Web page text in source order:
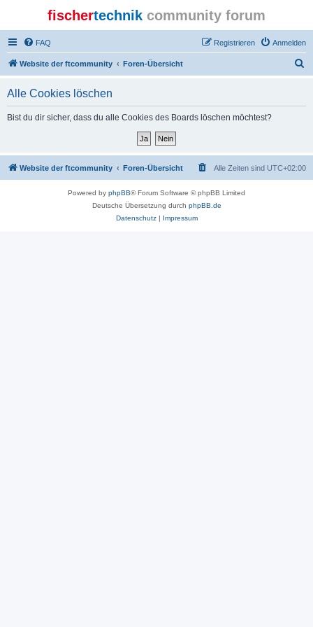
fischertechnik community forum
FAQ Anmelden
Registrieren
Website der ftcommunity Foren-Übersicht
Alle Cookies löschen
Bist du dir sicher, dass du alle Cookies des Boards löschen möchtest?
Website der ftcommunity Foren-Übersicht Alle Zeiten sind UTC+02:00
Powered by phpBB® Forum Software © phpBB Limited
Deutsche Übersetzung durch phpBB.de
Datenschutz| Impressum